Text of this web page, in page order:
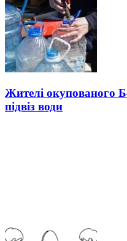
Жителі окупованого
підвіз води